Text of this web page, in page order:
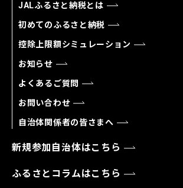
JALふるさと納税とは
初めてのふるさと納税
控除上限額シミュレーション
お知らせ
よくあるご質問
お問い合わせ
自治体関係者の皆さまへ
新規参加自治体はこちら
ふるさとコラムはこちら